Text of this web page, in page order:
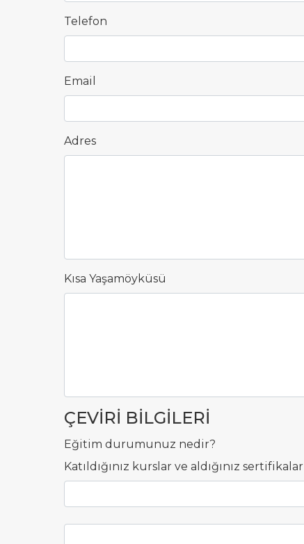
Telefon
Email
Adres
Kısa Yaşamöyküsü
ÇEVİRİ BİLGİLERİ
Eğitim durumunuz nedir?
Katıldığınız kurslar ve aldığınız sertifikalar